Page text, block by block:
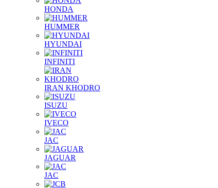
HONDA
HUMMER
HYUNDAI
INFINITI
IRAN KHODRO
ISUZU
IVECO
JAC
JAGUAR
JAС